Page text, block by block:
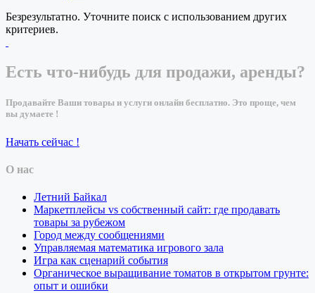
Безрезультатно. Уточните поиск с использованием других
критериев.
Есть что-нибудь для продажи, аренды?
Продавайте Ваши товары и услуги онлайн бесплатно. Это проще, чем
вы думаете !
Начать сейчас !
О нас
Летний Байкал
Маркетплейсы vs собственный сайт: где продавать
товары за рубежом
Город между сообщениями
Управляемая математика игрового зала
Игра как сценарий события
Органическое выращивание томатов в открытом грунте:
опыт и ошибки